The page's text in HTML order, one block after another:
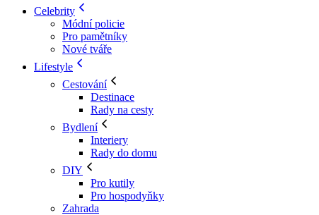
Celebrity
Módní policie
Pro pamětníky
Nové tváře
Lifestyle
Cestování
Destinace
Rady na cesty
Bydlení
Interiery
Rady do domu
DIY
Pro kutily
Pro hospodyňky
Zahrada